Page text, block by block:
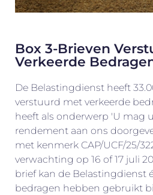
Box 3-Brieven
Verkeerde
De Belastingdienst heeft
verstuurd met verkeerde
heeft als onderwerp 'U mag
rendement aan ons
met kenmerk CAP/UCF/25/
verwachting op 16 of 17 juli
brief kan de Belastingdienst
bedragen hebben gebruikt